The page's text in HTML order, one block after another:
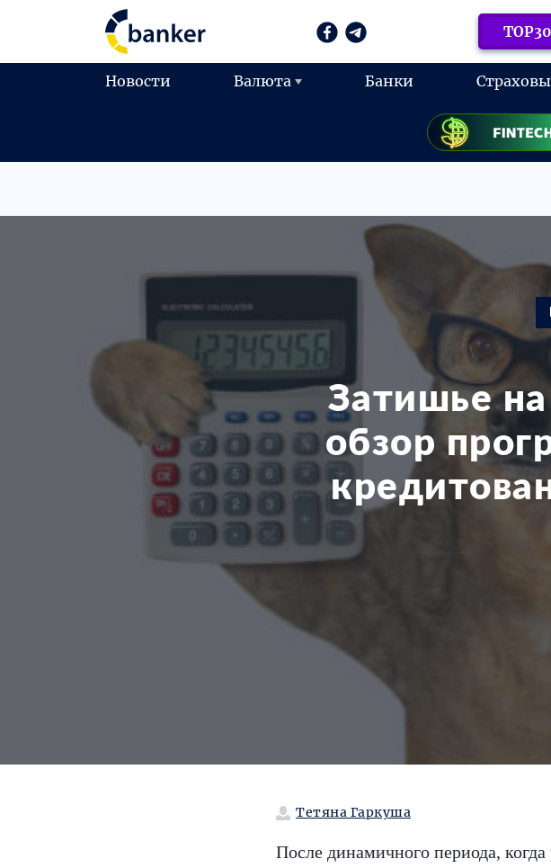
Новости Валюта Банки
Затишье
обзор
Тетяна Гаркуша
После динамичного периода,